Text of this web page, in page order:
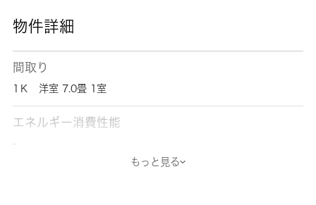
物件詳細
間取り
1Ｋ 洋室 7.0畳 1室
エネルギー消費性能
-
もっと見る